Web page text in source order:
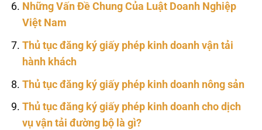
Những Vấn Đề Chung Của Luật Doanh Nghiệp
Việt Nam
Thủ tục đăng ký giấy phép kinh doanh vận tải
hành khách
Thủ tục đăng ký giấy phép kinh doanh nông sản
Thủ tục đăng ký giấy phép kinh doanh cho dịch
vụ vận tải đường bộ là gì?